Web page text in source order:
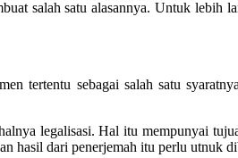
salah satu alasannya. Untuk lebih
tertentu sebagai salah satu
legalisasi. Hal itu mempunyai
hasil dari penerjemah itu perlu utnuk